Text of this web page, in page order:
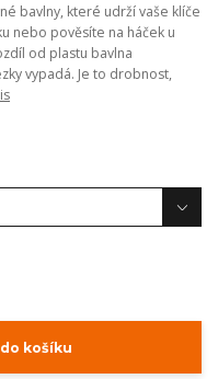
bavlny, které udrží vaše klíče
nebo pověsíte na háček u
od plastu bavlna
vypadá. Je to drobnost,
košíku